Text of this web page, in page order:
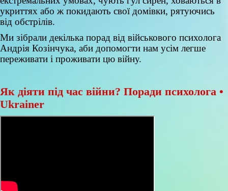
укриттях або ж покидають свої домівки, рятуючись
від обстрілів.
Ми зібрали декілька порад від військового психолога
Андрія Козінчука, аби допомогти нам усім легше
переживати і проживати цю війну.
Як діяти під час війни? Поради психолога •
Ukrainer